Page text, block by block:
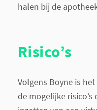
halen bij de
Risico’s
Volgens Boyne is
de mogelijke